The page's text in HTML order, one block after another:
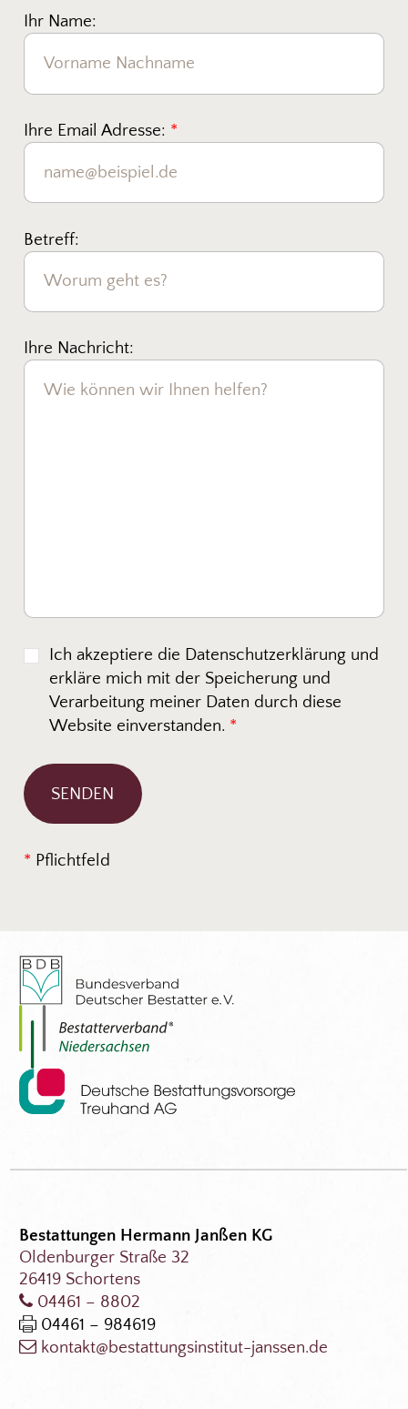
Ihr Name:
Ihre Email Adresse: *
Betreff:
Ihre Nachricht:
Ich akzeptiere die Datenschutzerklärung und
erkläre mich mit der Speicherung und
Verarbeitung meiner Daten durch diese
Website einverstanden. *
* Pflichtfeld
Bestattungen Hermann Janßen KG
Oldenburger Straße 32
26419 Schortens
04461 – 8802
04461 – 984619
kontakt@bestattungsinstitut-janssen.de